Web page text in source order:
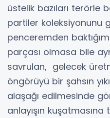
üstelik bazıları terörle
partiler koleksiyonunu
penceremden
parçası olmasa bile
savrulan, gelecek
öngörüyü bir şahsın
alaşağı edilmesinde
anlayışın kuşatmasına